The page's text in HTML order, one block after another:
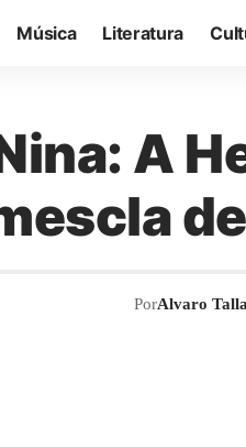
Música Literatura
A
PorAlvaro